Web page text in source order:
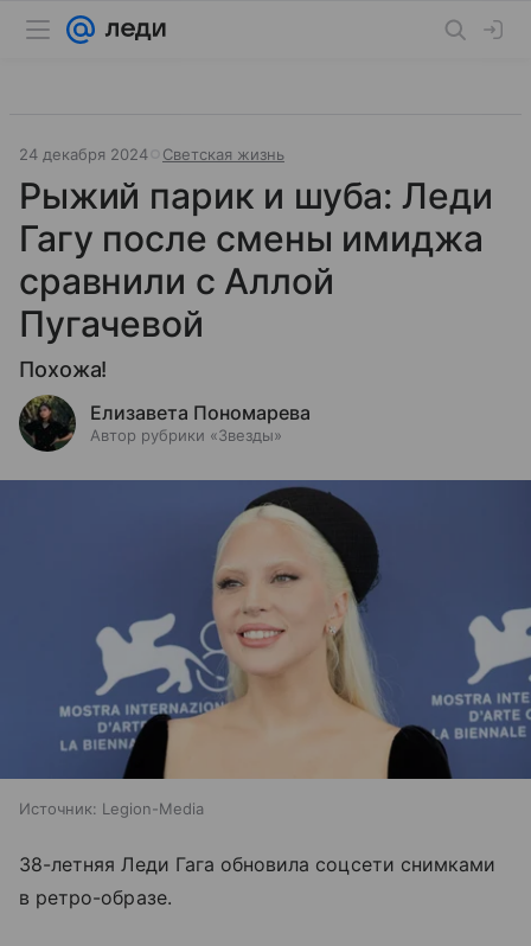
24 декабря 2024 Светская жизнь
Рыжий парик и шуба: Леди
Гагу после смены имиджа
сравнили с Аллой
Пугачевой
Похожа!
Елизавета Пономарева
Автор рубрики «Звезды»
Источник: Legion-Media
38-летняя Леди Гага обновила соцсети снимками
в ретро-образе.